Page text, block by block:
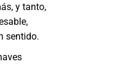
y tanto,
sentido.